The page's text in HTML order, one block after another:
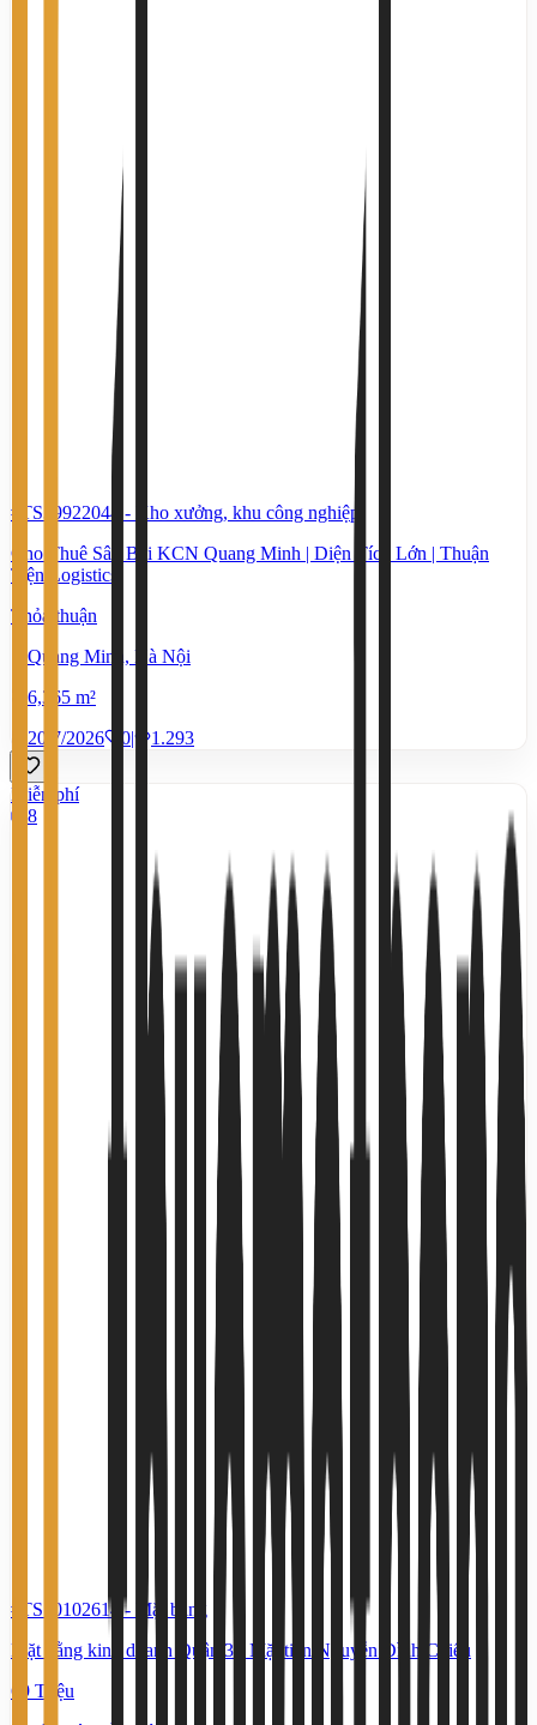
#TS39922044 -
Kho xưởng, khu công nghiệp
Cho Thuê Sân Bãi KCN Quang Minh | Diện Tích Lớn | Thuận
Tiện Logistics
Thỏa thuận
Quang Minh, Hà Nội
6,365 m²
20/7/2026
0| 1.293
Miễn phí
8
#TS10102614 -
Mặt bằng
Mặt bằng kinh doanh Quận 3 - Mặt tiền Nguyễn Đình Chiểu
69 Triệu